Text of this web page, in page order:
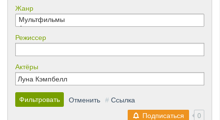
Жанр
Режиссер
Актёры
Фильтровать Отменить # Ссылка
Подписаться
0